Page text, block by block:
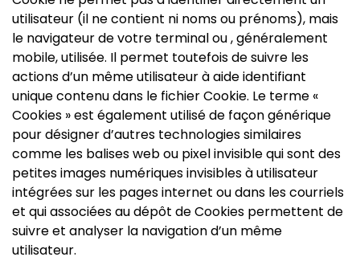
utilisateur (il ne contient ni noms ou prénoms), mais
le navigateur de votre terminal ou , généralement
mobile, utilisée. Il permet toutefois de suivre les
actions d’un même utilisateur à aide identifiant
unique contenu dans le fichier Cookie. Le terme «
Cookies » est également utilisé de façon générique
pour désigner d’autres technologies similaires
comme les balises web ou pixel invisible qui sont des
petites images numériques invisibles à utilisateur
intégrées sur les pages internet ou dans les courriels
et qui associées au dépôt de Cookies permettent de
suivre et analyser la navigation d’un même
utilisateur.